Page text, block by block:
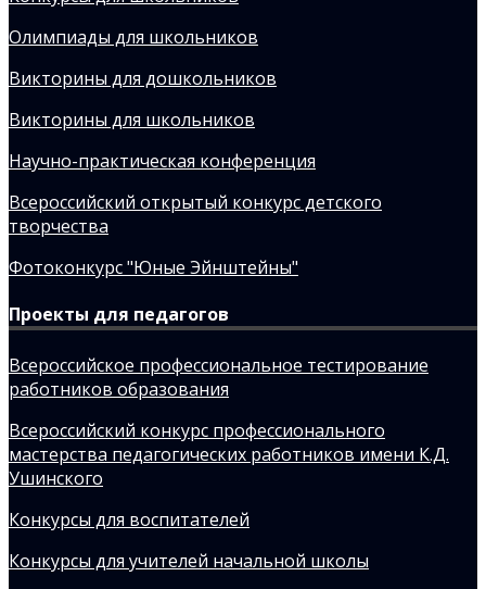
Олимпиады для школьников
Викторины для дошкольников
Викторины для школьников
Научно-практическая конференция
Всероссийский открытый конкурс детского
творчества
Фотоконкурс "Юные Эйнштейны"
Проекты для педагогов
Всероссийское профессиональное тестирование
работников образования
Всероссийский конкурс профессионального
мастерства педагогических работников имени К.Д.
Ушинского
Конкурсы для воспитателей
Конкурсы для учителей начальной школы